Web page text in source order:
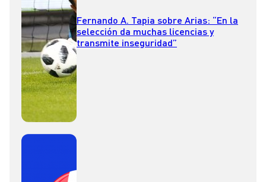
Fernando A. Tapia sobre Arias: “En la
selección da muchas licencias y
transmite inseguridad”